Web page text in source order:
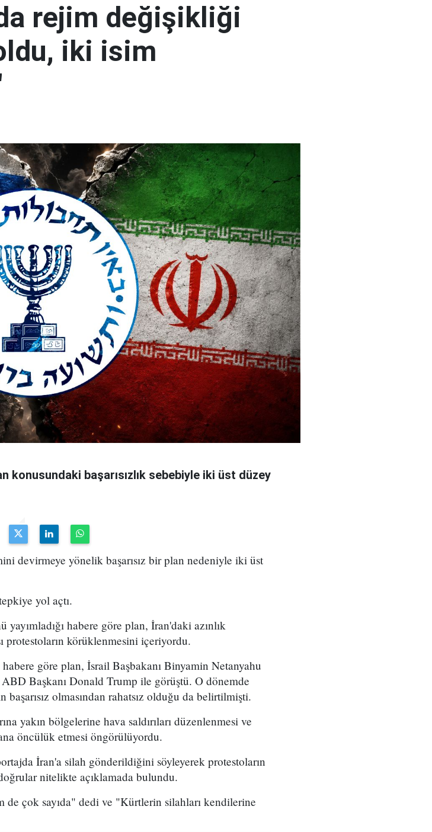
rejim değişikliği
iki isim
konusundaki başarısızlık sebebiyle iki üst düzey
devirmeye yönelik başarısız bir plan nedeniyle iki üst
yol açtı.
habere göre plan, İran'daki azınlık
protestoların körüklenmesini içeriyordu.
habere göre plan, İsrail Başbakanı Binyamin Netanyahu
Başkanı Donald Trump ile görüştü. O dönemde
olmasından rahatsız olduğu da belirtilmişti.
yakın bölgelerine hava saldırıları düzenlenmesi ve
öncülük etmesi öngörülüyordu.
İran'a silah gönderildiğini söyleyerek protestoların
nitelikte açıklamada bulundu.
çok sayıda" dedi ve "Kürtlerin silahları kendilerine